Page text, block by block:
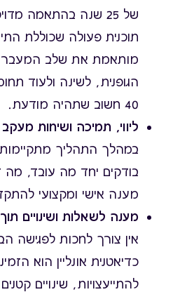
של 25 שנה בהתאמה
תוכנית פעולה שכוללת
מותאמת את שלב המעבר
הגופנית, לשינה ולעוד
40 חשוב שתהיה מודעת.
ליווי, תמיכה ושיחות מעקב
במהלך התהליך
בודקים יחד מה עובד, מה
מענה אישי ומקצועי
מענה לשאלות ושינויים
אין צורך לחכות לפגישה
כדיאטנית אונליין הוא
להתייעצויות, שינויים